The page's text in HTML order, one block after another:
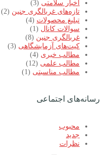
اخبار سلامتی (3)
تازه‌های غربالگری جنین (2)
تبلیغ محصولات (4)
سوالات کانال (1)
غربالگری جنین (8)
کیت‌های آزمایشگاهی (3)
مطالب خبری (4)
مطالب علمی (12)
مطالب مناسبتی (1)
رسانه‌های اجتماعی
محبوب
جدید
نظرات